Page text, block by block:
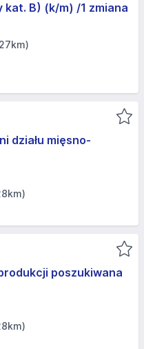
kat. B) (k/m) /1 zmiana
działu mięsno-
poszukiwana